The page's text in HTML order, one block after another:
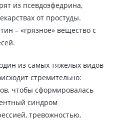
из псевдоэфедрина,
от простуды.
– «грязное» вещество с
из самых тяжёлых видов
стремительно:
чтобы сформировалась
синдром
тревожностью,